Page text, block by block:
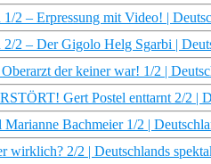
2 – Erpressung mit Video! |
2 – Der Gigolo Helg Sgarbi |
der keiner war! 1/2 |
Gert Postel enttarnt 2/2 |
Bachmeier 1/2 |
wirklich? 2/2 | Deutschlands